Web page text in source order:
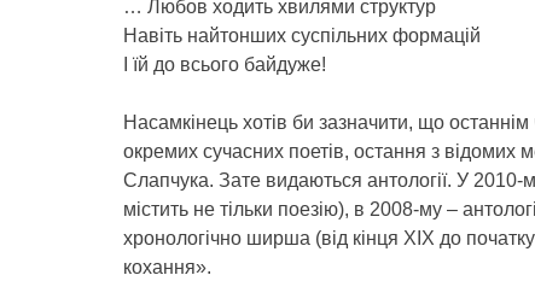
… Любов ходить хвилями структур
Навіть найтонших суспільних формацій
І їй до всього байдуже!
Насамкінець хотів би зазначити, що
окремих сучасних поетів, остання з
Слапчука. Зате видаються антології. У 2010-
містить не тільки поезію), в 2008-му –
хронологічно ширша (від кінця ХІХ до початку
кохання».